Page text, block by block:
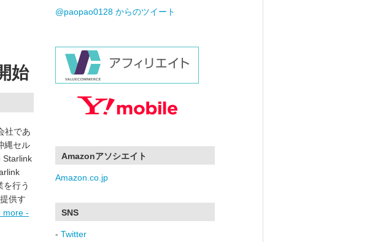
始
社であ
縄セル
Starlink
を行う
供す
more -
@paopao0128 からのツイート
Amazonアソシエイト
Amazon.co.jp
SNS
- Twitter